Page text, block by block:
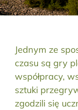
Aktualności
RODO
Szukaj:
Jednym ze
czasu są gry
współpracy,
sztuki
zgodzili się